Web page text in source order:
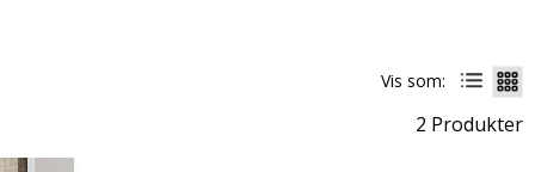
Vis som:
2 Produkter